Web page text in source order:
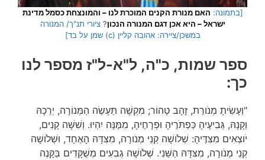
[בתמונה: האם מנורת הקנים המוכרת לנו – והמונצחת כסמל מדינת
ישראל – היא אכן דגם המנורה הנכון? ציורי תנ"ך/ המנורה
במשכן/ציירה: אהובה קליין (c) שמן על בד]
ספר שמות, כ"ה, ל"א-ל"ז מספר לנו
כך:
"וְעָשִׂיתָ מְנֹורַת, זָהָב טָהוֹר; מִקְשָׁה תֵּעָשֶׂה הַמְּנוֹרָה, יְרֵכָהּ
וְקָנָהּ, גְּבִיעֶיהָ כַּפְתֹּרֶיהָ וּפְרָחֶיהָ, מִמֶּנָּה יִהְיוּ. וְשִׁשָּׁה קָנִים,
יֹוצְאִים מִצִּדֶּיהָ: שְׁלֹושָׁה קְנֵי מְנֹורָה, מִצִּדָּהּ הָאֶחָד, וּשְׁלֹושָׁה
קְנֵי מְנֹורָה, מִצִּדָּהּ הַשֵּׁנִי. שְׁלֹושָׁה גְבִעִים מְשֻׁקָּדִים בַּקָּנֶה